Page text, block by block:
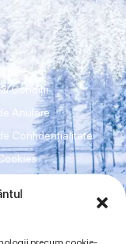
& Condiții
Anulare
Confidențialitate